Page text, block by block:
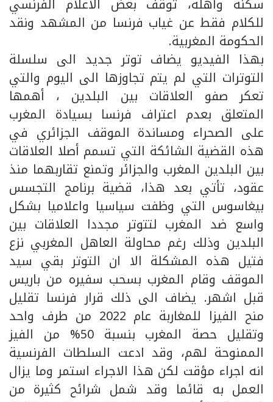
للكلام فقط عن غياب فرنسا من المشهد ونقد
الحكومة المغربية.
بهذا الفيديو يضاف توتر جديد الى سلسلة
التوترات التي لم يتم تجاوزها الى اليوم والتي
تعكر صفو العلاقات بين البلدين ، أهمها
المتعلق بعدم اعتراف فرنسا بسيادة المغرب
على الصحراء ومساندة الموقف الجزائري في
هذه القضية الشائكة التي تسمم أصلا العلاقات
بين البلدين المغرب والجزائر وتمنع تقاربهما منذ
عقود، تأتي بعد هذا، قضية برنامج التجسس
بيغاسوس التي وظفت سياسيا واعلاميا بشكل
واسع ضد المغرب لتتوتر مجددا العلاقات بين
البلدين وذلك رغم محاولة العاهل المغربي نزع
فتيل هذه المشكلة الا ان التوتر بقي سيد
الموقف وقام المغرب بسحب سفيره من باريس
قبل اشهر. يضاف الى ذلك قرار فرنسا تقليل
منح الفيزا للمغاربة عام 2022 من طرف واحد
وتقليل حصة المغرب بنسبة 50% من الفيز
الممنوحة لهم، وقد ادعت السلطات الفرنسية
انه اجراء مؤقت لكن هذا الاجراء استمر وما يزال
العمل به قائما وقد شمل شرائح كثيرة من